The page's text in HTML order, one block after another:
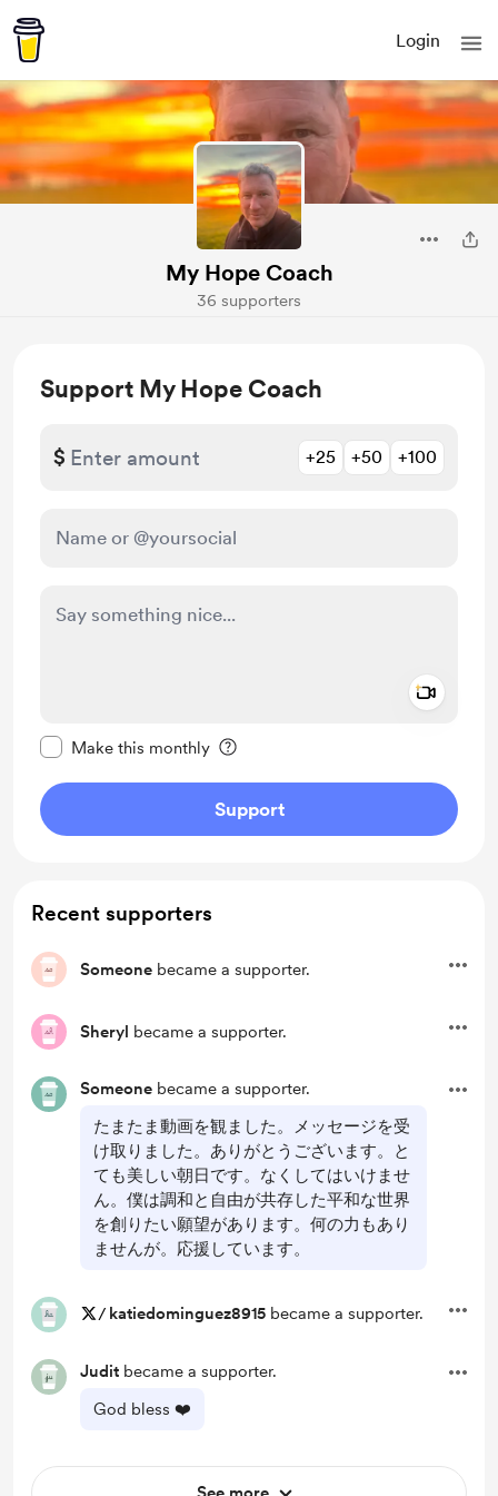
Login
My Hope Coach
36 supporters
Support My Hope Coach
$ +25 +50 +100
Make this monthly
Support
Recent supporters
Someone became a supporter.
Sheryl became a supporter.
Someone became a supporter.
たまたま動画を観ました。メッセージを受
け取りました。ありがとうございます。と
ても美しい朝日です。なくしてはいけませ
ん。僕は調和と自由が共存した平和な世界
を創りたい願望があります。何の力もあり
ませんが。応援しています。
/ katiedominguez8915 became a supporter.
Judit became a supporter.
God bless ❤️